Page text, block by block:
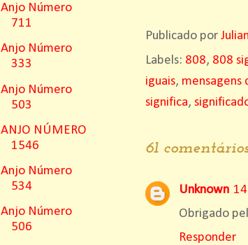
Publicado por
Labels: 808, 808
iguais, mensagens
significa,
61
Unknown
Obrigado
Responder
Anjo Número
711
Anjo Número
333
Anjo Número
503
ANJO NÚMERO
1546
Anjo Número
534
Anjo Número
506